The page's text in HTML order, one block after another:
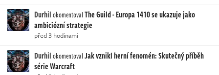
DurhilokomentovalThe Guild - Europa 1410 se ukazuje jako
ambiciózní strategie
před 3 hodinami
DurhilokomentovalJak vznikl herní fenomén: Skutečný příběh
série Warcraft